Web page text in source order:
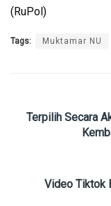
(RuPol)
Tags: Muktamar NU
Terpilih Secara
Video Tiktok